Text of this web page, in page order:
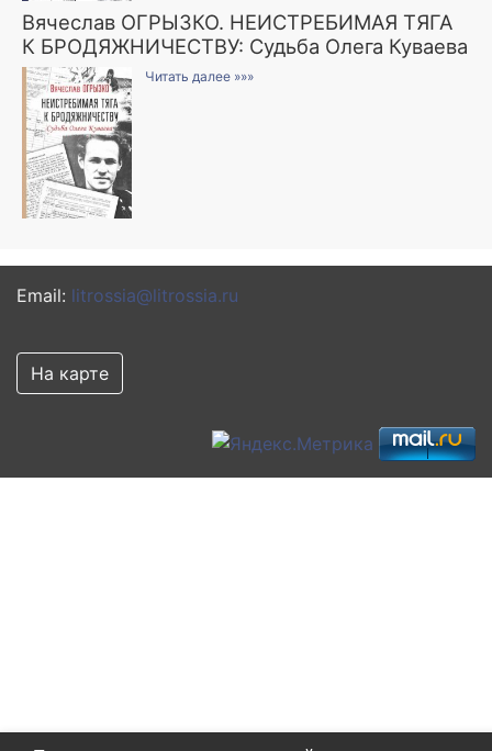
Вячеслав ОГРЫЗКО. НЕИСТРЕБИМАЯ ТЯГА
К БРОДЯЖНИЧЕСТВУ: Судьба Олега Куваева
Читать далее »»»
Email: litrossia@litrossia.ru
На карте